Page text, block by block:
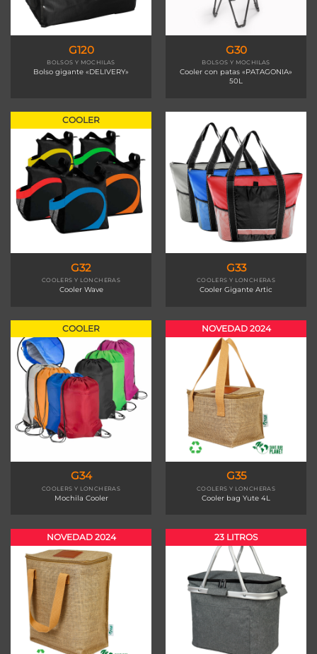
G120
BOLSOS Y MOCHILAS
Bolso gigante «DELIVERY»
G30
BOLSOS Y MOCHILAS
Cooler con patas «PATAGONIA»
50L
COOLER
G32
COOLERS Y LONCHERAS
Cooler Wave
G33
COOLERS Y LONCHERAS
Cooler Gigante Artic
COOLER
G34
COOLERS Y LONCHERAS
Mochila Cooler
NOVEDAD 2024
G35
COOLERS Y LONCHERAS
Cooler bag Yute 4L
NOVEDAD 2024 23 LITROS